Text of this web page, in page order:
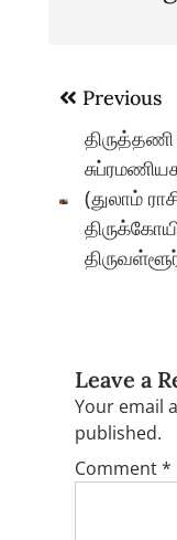
Post
navigation
Previous
(துலாம்
Leave a
Your email
published.
Comment*